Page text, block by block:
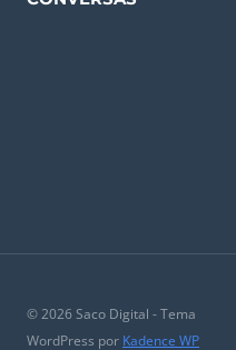
© 2026 Saco Digital - Tema
WordPress por Kadence WP